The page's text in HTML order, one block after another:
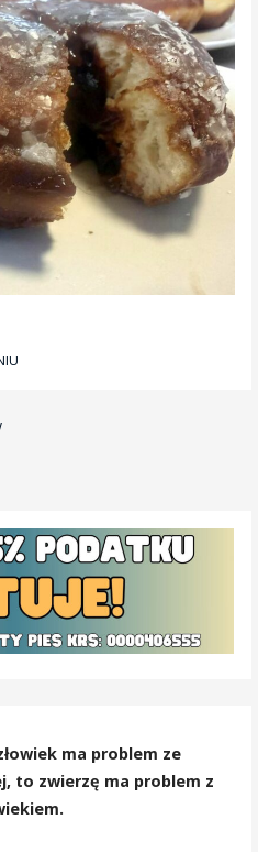
ma problem ze
to zwierzę ma problem z